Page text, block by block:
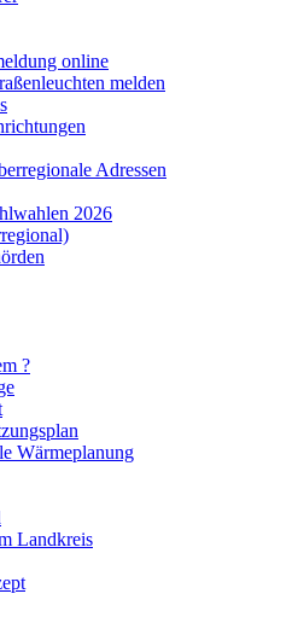
online
melden
Adressen
2026
?
Wärmeplanung
Landkreis